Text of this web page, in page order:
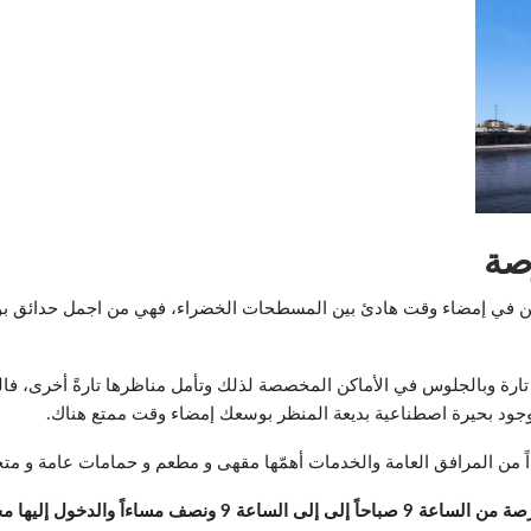
في إمضاء وقت هادئ بين المسطحات الخضراء، فهي من اجمل
تارة وبالجلوس في الأماكن المخصصة لذلك وتأمل مناظرها تارةً أخرى،
بحيرة اصطناعية بديعة المنظر بوسعك إمضاء وقت ممتع هناك.
المرافق العامة والخدمات أهمّها مقهى و مطعم و حمامات عامة و
مساءاً والدخول إليها مجاني.